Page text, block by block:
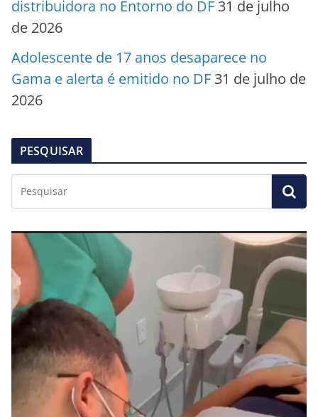
distribuidora no Entorno do DF 31 de julho
de 2026
Adolescente de 17 anos desaparece no
Gama e alerta é emitido no DF 31 de julho de
2026
PESQUISAR